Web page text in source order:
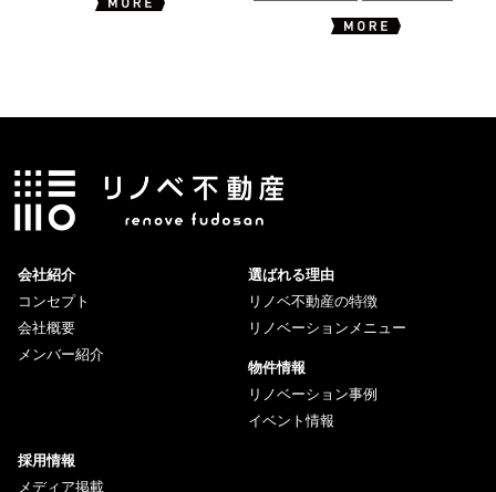
会社紹介
コンセプト
会社概要
メンバー紹介
選ばれる理由
リノベ不動産の特徴
リノベーションメニュー
物件情報
リノベーション事例
イベント情報
採用情報
メディア掲載